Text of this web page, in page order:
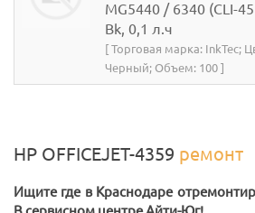
MG5440 / 6340 (CLI-
Bk, 0,1 л.ч
[ Торговая марка: InkTec;
Черный; Объем: 100 ]
HP OFFICEJET-4359 ремонт
Ищите где в Краснодаре